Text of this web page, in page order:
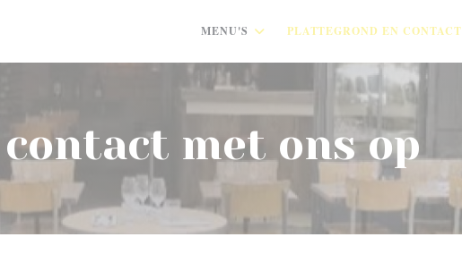
MENU'S PLATTEGROND EN CONTACT
contact met ons op